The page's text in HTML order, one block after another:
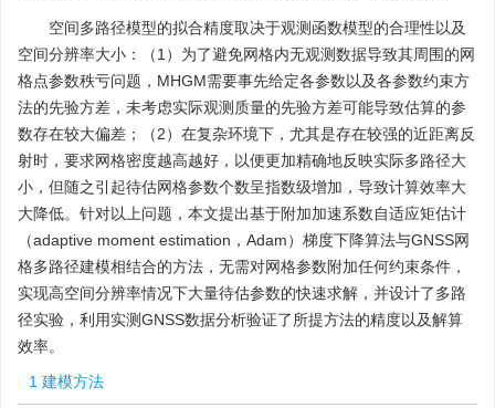
空间多路径模型的拟合精度取决于观测函数模型的合理性以及
空间分辨率大小：（1）为了避免网格内无观测数据导致其周围的网
格点参数秩亏问题，MHGM需要事先给定各参数以及各参数约束方
法的先验方差，未考虑实际观测质量的先验方差可能导致估算的参
数存在较大偏差；（2）在复杂环境下，尤其是存在较强的近距离反
射时，要求网格密度越高越好，以便更加精确地反映实际多路径大
小，但随之引起待估网格参数个数呈指数级增加，导致计算效率大
大降低。针对以上问题，本文提出基于附加加速系数自适应矩估计
（adaptive moment estimation，Adam）梯度下降算法与GNSS网
格多路径建模相结合的方法，无需对网格参数附加任何约束条件，
实现高空间分辨率情况下大量待估参数的快速求解，并设计了多路
径实验，利用实测GNSS数据分析验证了所提方法的精度以及解算
效率。
1 建模方法